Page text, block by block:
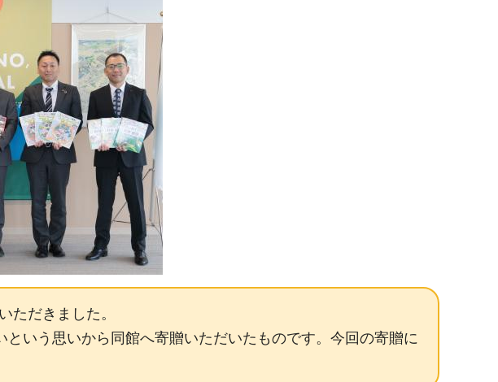
ただきました。
いう思いから同館へ寄贈いただいたものです。今回の寄贈に